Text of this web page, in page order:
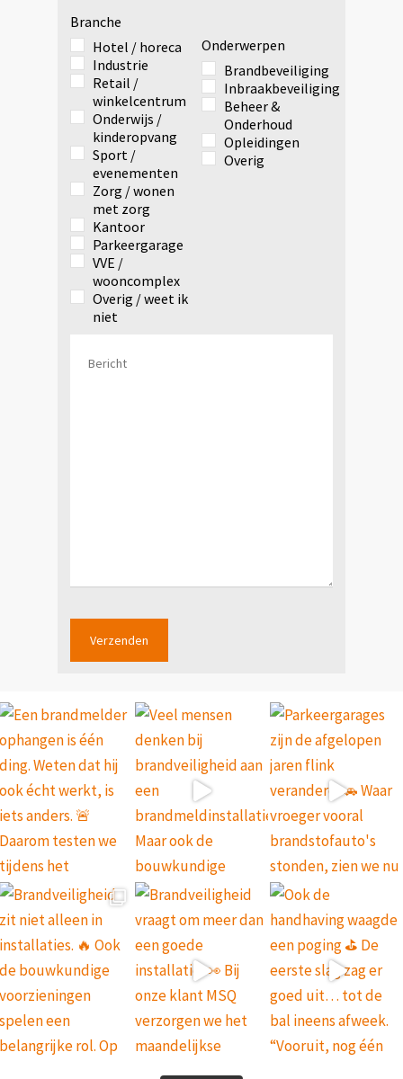
Branche
Hotel / horeca
Industrie
Retail /
winkelcentrum
Onderwijs /
kinderopvang
Sport /
evenementen
Zorg / wonen
met zorg
Kantoor
Parkeergarage
VVE /
wooncomplex
Overig / weet ik
niet
Onderwerpen
Brandbeveiliging
Inbraakbeveiliging
Beheer &
Onderhoud
Opleidingen
Overig